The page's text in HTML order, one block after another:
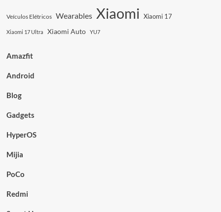
Veículos Elétricos Wearables Xiaomi Xiaomi 17
Xiaomi 17 Ultra Xiaomi Auto YU7
Amazfit
Android
Blog
Gadgets
HyperOS
Mijia
PoCo
Redmi